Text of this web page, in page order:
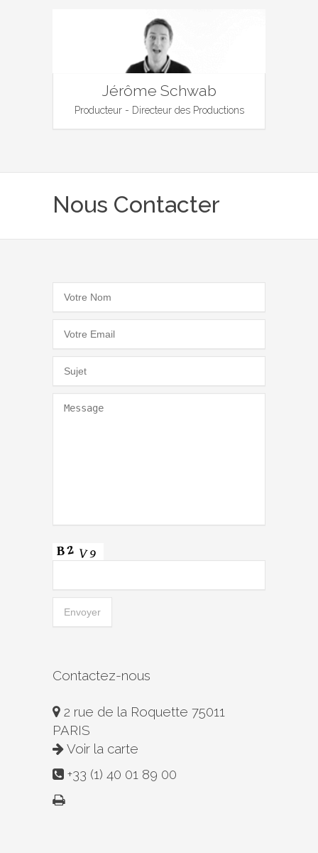
Jérôme Schwab
Producteur - Directeur des Productions
Nous Contacter
Contactez-nous
2 rue de la Roquette 75011
PARIS
Voir la carte
+33 (1) 40 01 89 00